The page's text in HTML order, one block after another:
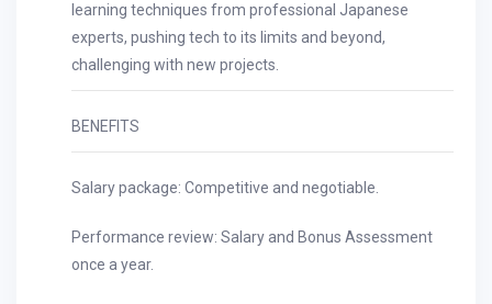
learning techniques from professional Japanese
experts, pushing tech to its limits and beyond,
challenging with new projects.
BENEFITS
Salary package: Competitive and negotiable.
Performance review: Salary and Bonus Assessment
once a year.